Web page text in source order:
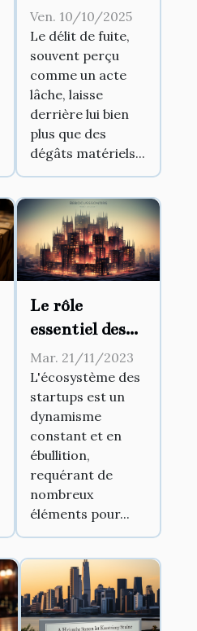
du délit de
fuite sur les
victimes et les
auteurs
Ven. 10/10/2025
Le délit de fuite,
souvent perçu
comme un acte
lâche, laisse
derrière lui bien
plus que des
dégâts matériels...
Le rôle
essentiel des
pépinières
d'entreprises
dans le
développement
des startups
Mar. 21/11/2023
L'écosystème des
startups est un
dynamisme
constant et en
ébullition,
requérant de
nombreux
éléments pour...